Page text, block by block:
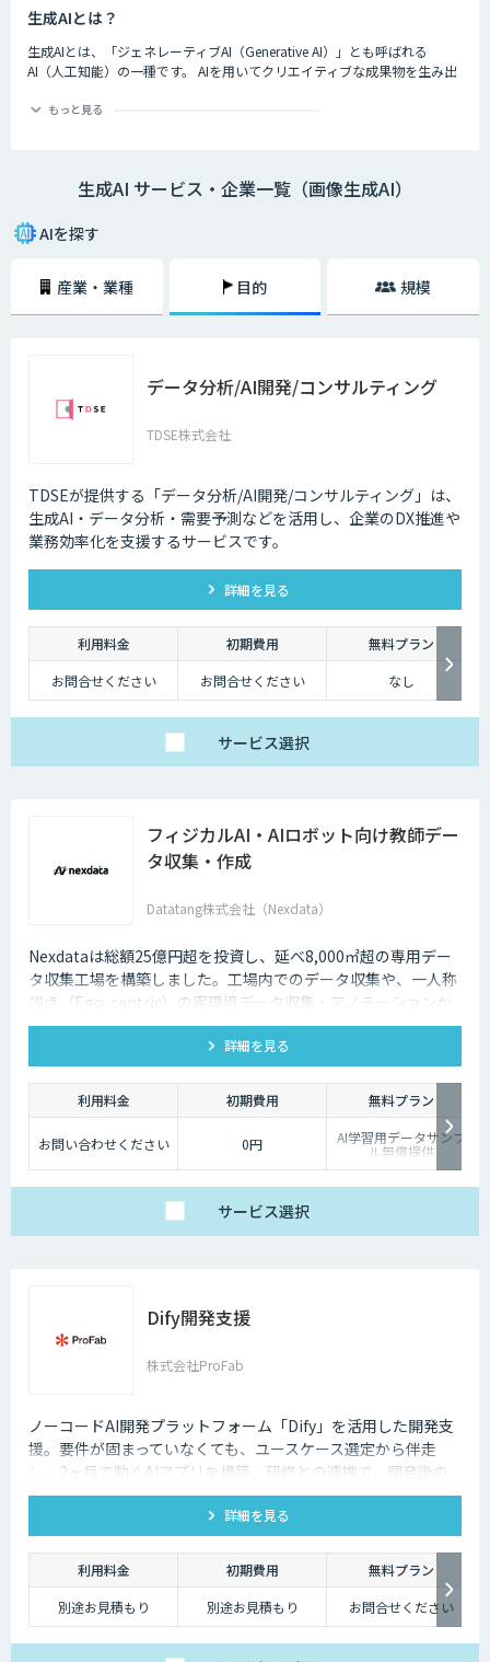
生成AIとは？
生成AIとは、「ジェネレーティブAI（Generative AI）」とも呼ばれる
AI（人工知能）の一種です。 AIを用いてクリエイティブな成果物を生み出
グラムのコード、文章など多岐にわたります。
もっと見る
生成AI サービス・企業一覧（画像生成AI）
AIを探す
産業・業種 目的 規模
データ分析/AI開発/コンサルティング
TDSE株式会社
TDSEが提供する「データ分析/AI開発/コンサルティング」は、
生成AI・データ分析・需要予測などを活用し、企業のDX推進や
業務効率化を支援するサービスです。
詳細を見る
利用料金 初期費用
無料プラン
お問合せください
お問合せください なし
サービス選択
フィジカルAI・AIロボット向け教師デー
タ収集・作成
Datatang株式会社（Nexdata）
Nexdataは総額25億円超を投資し、延べ8,000㎡超の専用デー
タ収集工場を構築しました。工場内でのデータ収集や、一人称
視点（Ego-centric）の実環境データ収集・アノテーションか
ら、環境認識・意思決定・動作制御に対応した既製データセッ
トまで、フィジカルAI開発を加速させる包括的なデータソリュ
ーションを提供いたします。
詳細を見る
利用料金 初期費用 無料プラン
お問い合わせください 0円 AI学習用データサンプ
ル無償提供
サービス選択
Dify開発支援
株式会社ProFab
ノーコードAI開発プラットフォーム「Dify」を活用した開発支
援。要件が固まっていなくても、ユースケース選定から伴走
し、2ヶ月で動くAIアプリを構築。研修との連携で、開発後の
内製化・自走までサポートします。
詳細を見る
利用料金 初期費用
無料プラン
別途お見積もり
別途お見積もり お問合せください